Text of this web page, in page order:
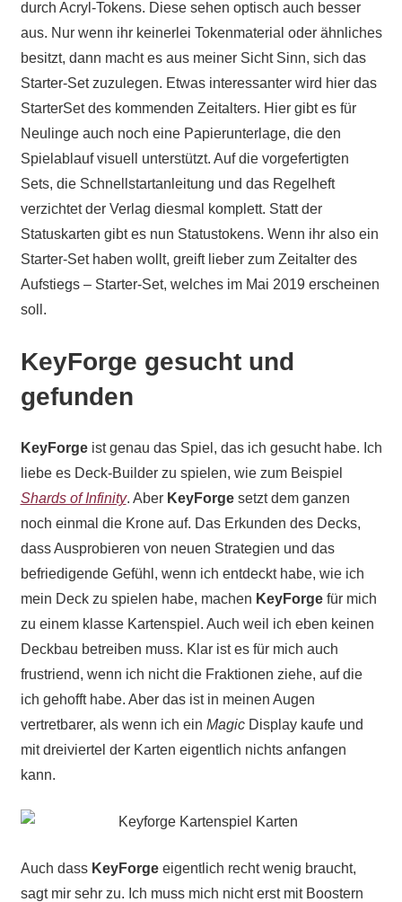
durch Acryl-Tokens. Diese sehen optisch auch besser
aus. Nur wenn ihr keinerlei Tokenmaterial oder ähnliches
besitzt, dann macht es aus meiner Sicht Sinn, sich das
Starter-Set zuzulegen. Etwas interessanter wird hier das
StarterSet des kommenden Zeitalters. Hier gibt es für
Neulinge auch noch eine Papierunterlage, die den
Spielablauf visuell unterstützt. Auf die vorgefertigten
Sets, die Schnellstartanleitung und das Regelheft
verzichtet der Verlag diesmal komplett. Statt der
Statuskarten gibt es nun Statustokens. Wenn ihr also ein
Starter-Set haben wollt, greift lieber zum Zeitalter des
Aufstiegs – Starter-Set, welches im Mai 2019 erscheinen
soll.
KeyForge gesucht und
gefunden
KeyForgeist genau das Spiel, das ich gesucht habe. Ich
liebe es Deck-Builder zu spielen, wie zum Beispiel
Shards of Infinity. Aber KeyForgesetzt dem ganzen
noch einmal die Krone auf. Das Erkunden des Decks,
dass Ausprobieren von neuen Strategien und das
befriedigende Gefühl, wenn ich entdeckt habe, wie ich
mein Deck zu spielen habe, machen KeyForgefür mich
zu einem klasse Kartenspiel. Auch weil ich eben keinen
Deckbau betreiben muss. Klar ist es für mich auch
frustriend, wenn ich nicht die Fraktionen ziehe, auf die
ich gehofft habe. Aber das ist in meinen Augen
vertretbarer, als wenn ich ein MagicDisplay kaufe und
mit dreiviertel der Karten eigentlich nichts anfangen
kann.
Auch dass KeyForgeeigentlich recht wenig braucht,
sagt mir sehr zu. Ich muss mich nicht erst mit Boostern